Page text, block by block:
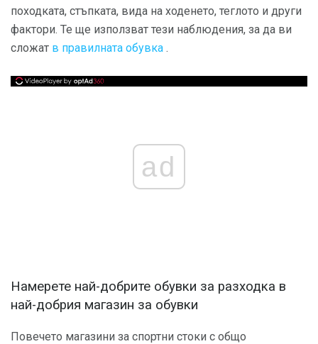
походката, стъпката, вида на ходенето, теглото и други
фактори. Те ще използват тези наблюдения, за да ви
сложат в правилната обувка .
ad
Намерете най-добрите обувки за разходка в
най-добрия магазин за обувки
Повечето магазини за спортни стоки с общо